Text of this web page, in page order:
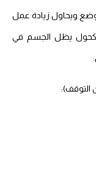
ويحاول زيادة عمل
يظل الجسم في